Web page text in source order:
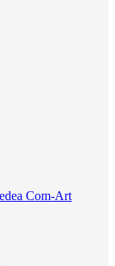
Com-Art